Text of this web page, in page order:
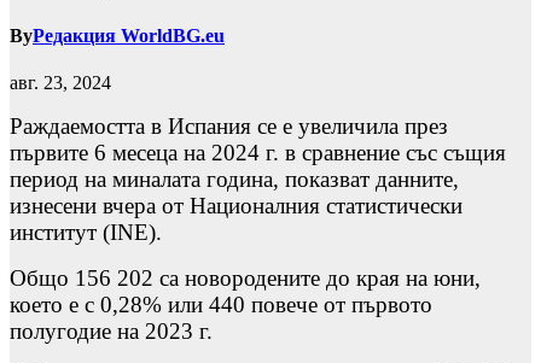
ByРедакция WorldBG.eu
авг. 23, 2024
Раждаемостта в Испания се е увеличила през
първите 6 месеца на 2024 г. в сравнение със същия
период на миналата година, показват данните,
изнесени вчера от Националния статистически
институт (INE).
Общо 156 202 са новородените до края на юни,
което е с 0,28% или 440 повече от първото
полугодие на 2023 г.